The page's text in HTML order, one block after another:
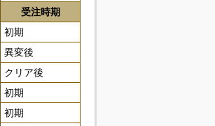
受注時期
初期
異変後
クリア後
初期
初期